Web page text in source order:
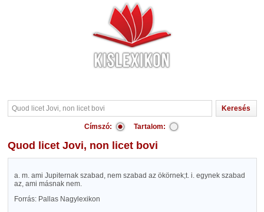
Címszó: Tartalom:
Quod licet Jovi, non licet bovi
a. m. ami Jupiternak szabad, nem szabad az ökörnek;t. i. egynek szabad
az, ami másnak nem.
Forrás: Pallas Nagylexikon